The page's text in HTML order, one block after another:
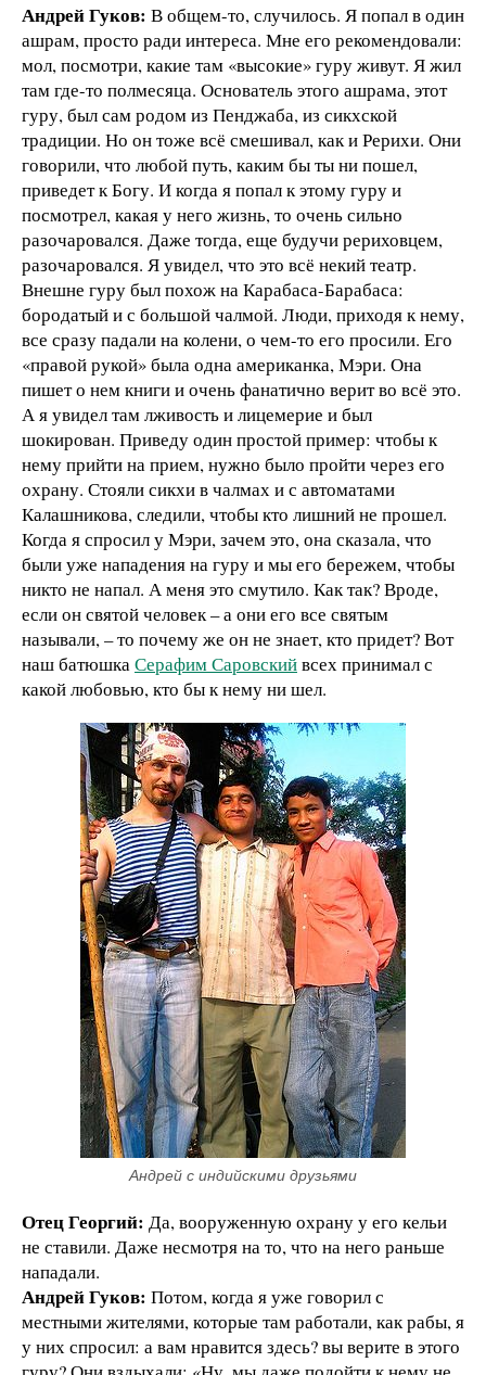
Андрей Гуков: В общем-то, случилось. Я попал в один
ашрам, просто ради интереса. Мне его рекомендовали:
мол, посмотри, какие там «высокие» гуру живут. Я жил
там где-то полмесяца. Основатель этого ашрама, этот
гуру, был сам родом из Пенджаба, из сикхской
традиции. Но он тоже всё смешивал, как и Рерихи. Они
говорили, что любой путь, каким бы ты ни пошел,
приведет к Богу. И когда я попал к этому гуру и
посмотрел, какая у него жизнь, то очень сильно
разочаровался. Даже тогда, еще будучи рериховцем,
разочаровался. Я увидел, что это всё некий театр.
Внешне гуру был похож на Карабаса-Барабаса:
бородатый и с большой чалмой. Люди, приходя к нему,
все сразу падали на колени, о чем-то его просили. Его
«правой рукой» была одна американка, Мэри. Она
пишет о нем книги и очень фанатично верит во всё это.
А я увидел там лживость и лицемерие и был
шокирован. Приведу один простой пример: чтобы к
нему прийти на прием, нужно было пройти через его
охрану. Стояли сикхи в чалмах и с автоматами
Калашникова, следили, чтобы кто лишний не прошел.
Когда я спросил у Мэри, зачем это, она сказала, что
были уже нападения на гуру и мы его бережем, чтобы
никто не напал. А меня это смутило. Как так? Вроде,
если он святой человек – а они его все святым
называли, – то почему же он не знает, кто придет? Вот
наш батюшкаСерафим Саровскийвсех принимал с
какой любовью, кто бы к нему ни шел.
Андрей с индийскими друзьями
Отец Георгий: Да, вооруженную охрану у его кельи
не ставили. Даже несмотря на то, что на него раньше
нападали.
Андрей Гуков: Потом, когда я уже говорил с
местными жителями, которые там работали, как рабы, я
у них спросил: а вам нравится здесь? вы верите в этого